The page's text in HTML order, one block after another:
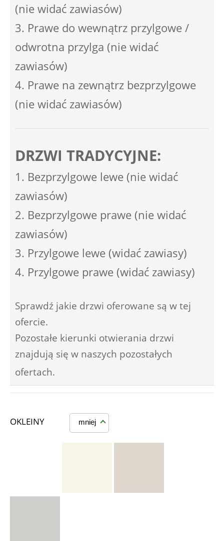
(nie widać zawiasów)
3. Prawe do wewnątrz przylgowe /
odwrotna przylga (nie widać
zawiasów)
4. Prawe na zewnątrz bezprzylgowe
(nie widać zawiasów)
DRZWI TRADYCYJNE:
1. Bezprzylgowe lewe (nie widać
zawiasów)
2. Bezprzylgowe prawe (nie widać
zawiasów)
3. Przylgowe lewe (widać zawiasy)
4. Przylgowe prawe (widać zawiasy)
Sprawdź jakie drzwi oferowane są w tej
ofercie.
Pozostałe kierunki otwierania drzwi
znajdują się w naszych pozostałych
ofertach.
OKLEINY mniej